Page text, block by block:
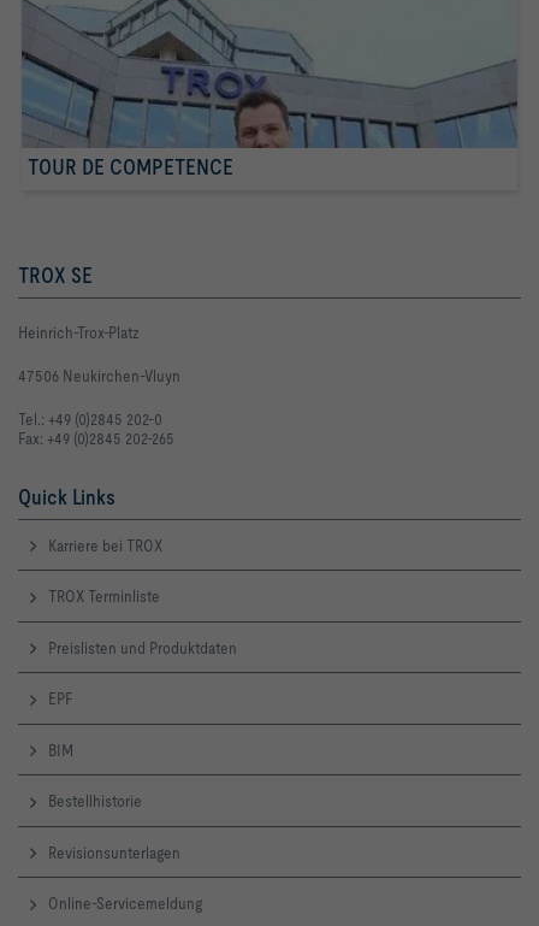
TOUR DE COMPETENCE
TROX SE
Heinrich-Trox-Platz
47506 Neukirchen-Vluyn
Tel.: +49 (0)2845 202-0
Fax: +49 (0)2845 202-265
Quick Links
Karriere bei TROX
TROX Terminliste
Preislisten und Produktdaten
EPF
BIM
Bestellhistorie
Revisionsunterlagen
Online-Servicemeldung